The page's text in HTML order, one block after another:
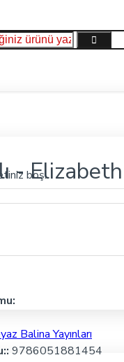
boş!
- Beyaz Balina yayınları
-
Balina Yayınları
9786051881454